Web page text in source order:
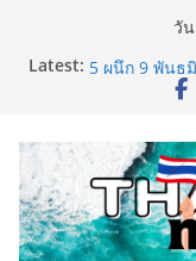
วั
Latest: ททท. ประกาศ
5 ผนึก 9 พันธ
เหิงลี่ แมนูแฟ
แห่งใหม่ในชล
ออกเฉียงใต้
LORDNINE
“Rise of the
ฉลองเซิร์ฟเว